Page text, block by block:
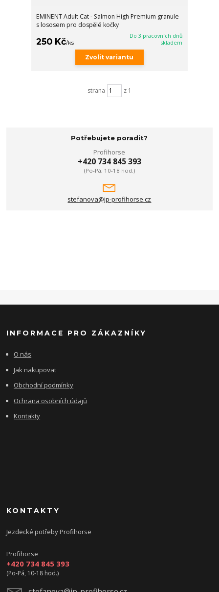
EMINENT Adult Cat - Salmon High Premium granule
s lososem pro dospělé kočky
250 Kč/ks
Do 3 pracovních dnů
skladem
Zvolit variantu
strana z 1
Potřebujete poradit?
Profihorse
+420 734 845 393
(Po-Pá, 10-18 hod.)
stefanova@jp-profihorse.cz
INFORMACE PRO ZÁKAZNÍKY
O nás
Jak nakupovat
Obchodní podmínky
Ochrana osobních údajů
Kontakty
KONTAKTY
Jezdecké potřeby Profihorse
Profihorse
+420 734 845 393
(Po-Pá, 10-18 hod.)